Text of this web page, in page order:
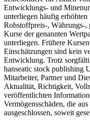
Entwicklungs- und
unterliegen häufig
Rohstoffpreis-, Währungs-
Kurse der genannten
unterliegen. Frühere
Einschätzungen sind kein
Entwicklung. Trotz
hanseatic stock publishing
Mitarbeiter, Partner und
Aktualität, Richtigkeit,
veröffentlichten
Vermögensschäden, die
ausgeschlossen, soweit